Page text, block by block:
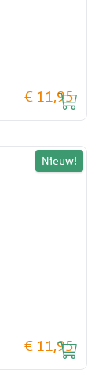
€ 11,95
Nieuw!
€ 11,95